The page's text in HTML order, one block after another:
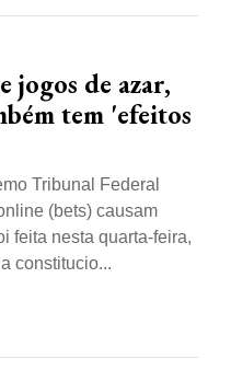
jogos de azar,
tem 'efeitos
Tribunal Federal
(bets) causam
feita nesta quarta-feira,
constitucio...